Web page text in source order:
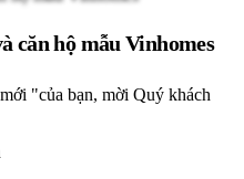
căn hộ mẫu Vinhomes
"của bạn, mời Quý khách